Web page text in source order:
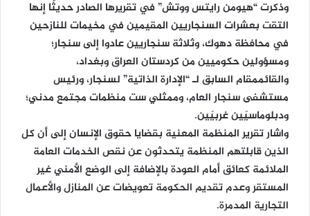
وذكرت “هيومن رايتس ووتش” في تقريرها الصادر حديثًا إنها
التقت بعشرات السنجاريين المقيمين في مخيمات للنازحين
في محافظة دهوك، وثلاثة سنجاريين عادوا إلى سنجار؛
ومسؤولين حكوميين من كردستان العراق وبغداد،
والقائممقام السابق لـ “الإدارة الذاتية” لسنجار، ورئيس
مستشفى سنجار العام، وممثلي ست منظمات مجتمع مدني؛
ودبلوماسيَين غربيَين.
واشار تقرير المنظمة المعنية بقضايا حقوق الإنسان إلى أن كل
الذين قابلتهم المنظمة يتحدثون عن نقص الخدمات العامة
الملائمة كعائق أمام العودة بالإضافة إلى الوضع الأمني غير
المستقر وعدم تقديم الحكومة تعويضات عن المنازل والأعمال
التجارية المدمرة.